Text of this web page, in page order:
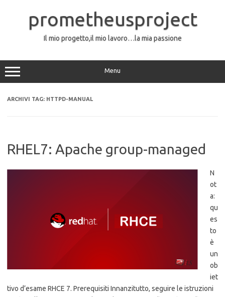
contenutoprometheusproject
Il mio progetto,il mio lavoro…la mia passione
Menu
ARCHIVI TAG: HTTPD-MANUAL
RHEL7: Apache group-managed
N
ot
a:
qu
es
to
è
un
ob
iet
tivo d’esame RHCE 7. Prerequisiti Innanzitutto, seguire le istruzioni